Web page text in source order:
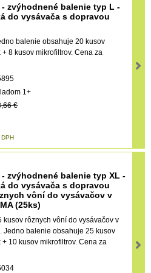
- zvýhodnené balenie typ L -
do vysávača s dopravou
balenie obsahuje 20 kusov
8 kusov mikrofiltrov. Cena za
1+
€
DPH
- zvýhodnené balenie typ XL -
do vysávača s dopravou
vôní do vysávačov v
(25ks)
kusov rôznych vôní do vysávačov v
Jedno balenie obsahuje 25 kusov
10 kusov mikrofiltrov. Cena za